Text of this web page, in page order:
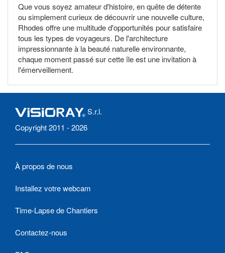
Que vous soyez amateur d'histoire, en quête de détente
ou simplement curieux de découvrir une nouvelle culture,
Rhodes offre une multitude d'opportunités pour satisfaire
tous les types de voyageurs. De l'architecture
impressionnante à la beauté naturelle environnante,
chaque moment passé sur cette île est une invitation à
l'émerveillement.
S.r.l.
Copyright 2011 - 2026
À propos de nous
Installez votre webcam
Time-Lapse de Chantiers
Contactez-nous